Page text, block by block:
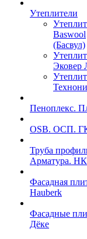
Утеплители
Baswool
(Басвул)
Эковер
Пеноплекс.
OSB. ОСП.
Труба
Арматура.
Фасадная
Hauberk
Фасадные
Дёке